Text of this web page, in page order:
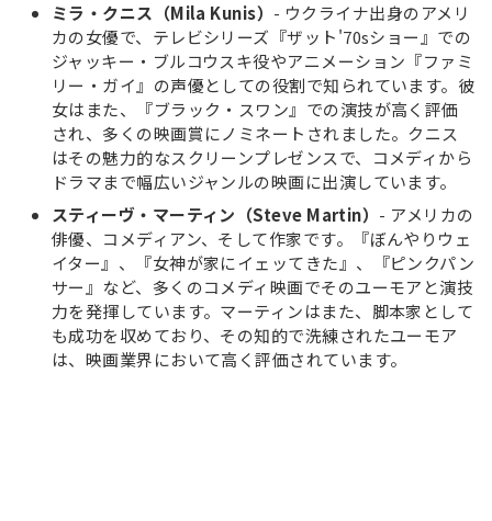
ミラ・クニス（Mila Kunis） - ウクライナ出身のアメリ
カの女優で、テレビシリーズ『ザット'70sショー』での
ジャッキー・ブルコウスキ役やアニメーション『ファミ
リー・ガイ』の声優としての役割で知られています。彼
女はまた、『ブラック・スワン』での演技が高く評価
され、多くの映画賞にノミネートされました。クニス
はその魅力的なスクリーンプレゼンスで、コメディから
ドラマまで幅広いジャンルの映画に出演しています。
スティーヴ・マーティン（Steve Martin） - アメリカの
俳優、コメディアン、そして作家です。『ぼんやりウェ
イター』、『女神が家にイェッてきた』、『ピンクパン
サー』など、多くのコメディ映画でそのユーモアと演技
力を発揮しています。マーティンはまた、脚本家として
も成功を収めており、その知的で洗練されたユーモア
は、映画業界において高く評価されています。